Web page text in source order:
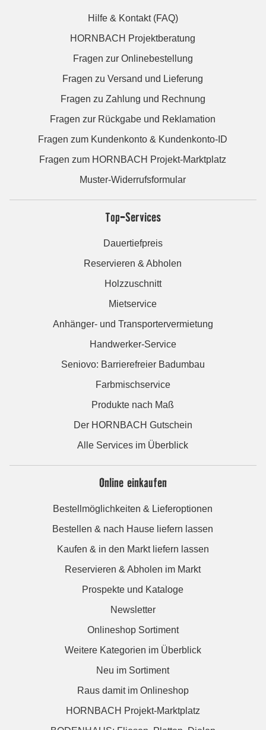
Hilfe & Kontakt (FAQ)
HORNBACH Projektberatung
Fragen zur Onlinebestellung
Fragen zu Versand und Lieferung
Fragen zu Zahlung und Rechnung
Fragen zur Rückgabe und Reklamation
Fragen zum Kundenkonto & Kundenkonto-ID
Fragen zum HORNBACH Projekt-Marktplatz
Muster-Widerrufsformular
Top-Services
Dauertiefpreis
Reservieren & Abholen
Holzzuschnitt
Mietservice
Anhänger- und Transportervermietung
Handwerker-Service
Seniovo: Barrierefreier Badumbau
Farbmischservice
Produkte nach Maß
Der HORNBACH Gutschein
Alle Services im Überblick
Online einkaufen
Bestellmöglichkeiten & Lieferoptionen
Bestellen & nach Hause liefern lassen
Kaufen & in den Markt liefern lassen
Reservieren & Abholen im Markt
Prospekte und Kataloge
Newsletter
Onlineshop Sortiment
Weitere Kategorien im Überblick
Neu im Sortiment
Raus damit im Onlineshop
HORNBACH Projekt-Marktplatz